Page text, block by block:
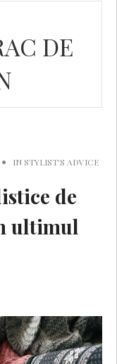
DE
IN STYLIST'S ADVICE
de
ultimul